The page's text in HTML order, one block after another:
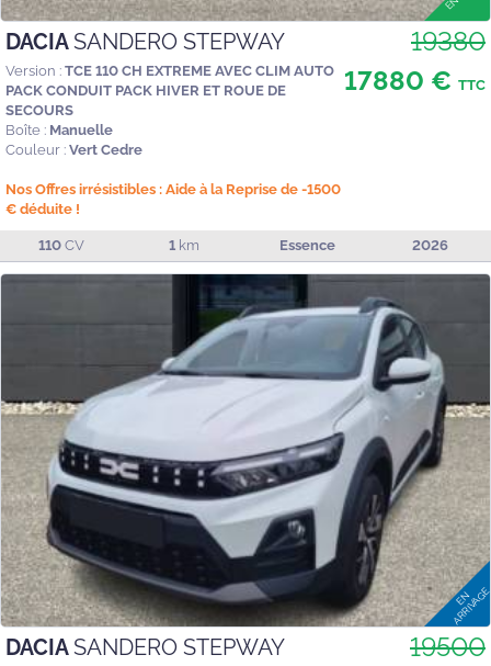
DACIASANDERO STEPWAY
Version : TCE 110 CH EXTREME AVEC CLIM AUTO
PACK CONDUIT PACK HIVER ET ROUE DE
SECOURS
Boîte : Manuelle
Couleur : Vert Cedre
Nos Offres irrésistibles : Aide à la Reprise de -1500
€ déduite !
19380
17880 € TTC
110 CV 1 km Essence 2026
DACIASANDERO STEPWAY
19500